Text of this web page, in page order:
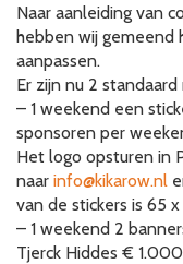
Naar aanleiding van
hebben wij gemeend
aanpassen.
Er zijn nu 2
– 1 weekend een
sponsoren per
Het logo opsturen in
naar info@kikarow.nl
van de stickers is 65
– 1 weekend 2
Tjerck Hiddes €